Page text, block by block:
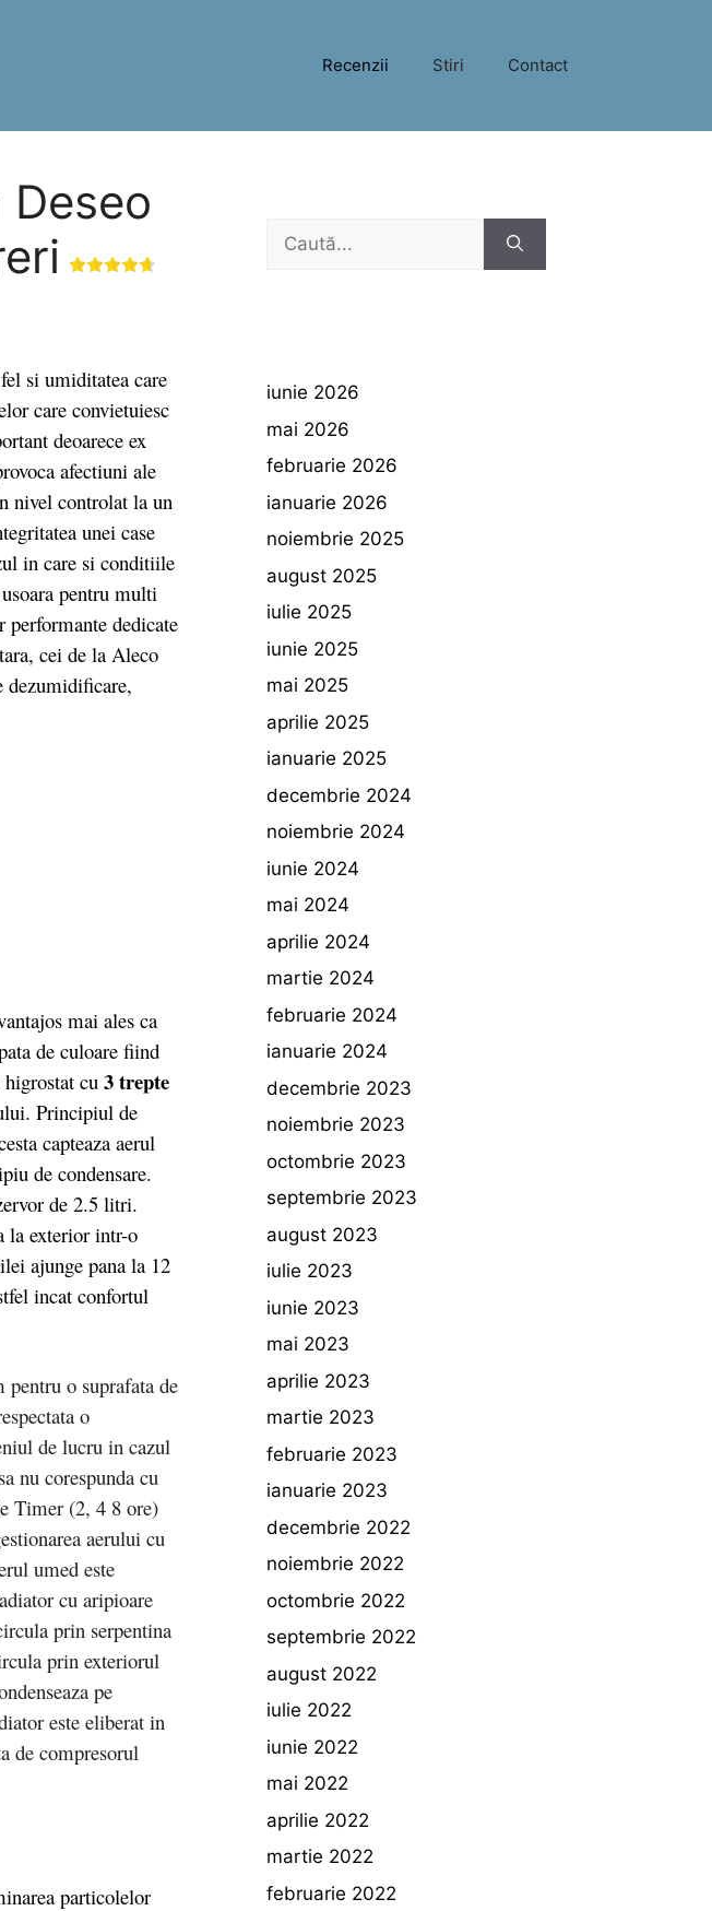
Recenzii Stiri Contact
si umiditatea care
care convietuiesc
deoarece ex
afectiuni ale
nivel controlat la un
unei case
in care si conditiile
pentru multi
performante dedicate
cei de la Aleco
dezumidificare,
mai ales ca
de culoare fiind
cu 3 trepte
Principiul de
capteaza aerul
de condensare.
de 2.5 litri.
la exterior intr-o
ajunge pana la 12
incat confortul
o suprafata de
o
de lucru in cazul
nu corespunda cu
Timer (2, 4 8 ore)
aerului cu
umed este
cu aripioare
prin serpentina
prin exteriorul
pe
este eliberat in
de compresorul
particolelor
Caută
iunie 2026
mai 2026
februarie 2026
ianuarie 2026
noiembrie 2025
august 2025
iulie 2025
iunie 2025
mai 2025
aprilie 2025
ianuarie 2025
decembrie 2024
noiembrie 2024
iunie 2024
mai 2024
aprilie 2024
martie 2024
februarie 2024
ianuarie 2024
decembrie 2023
noiembrie 2023
octombrie 2023
septembrie 2023
august 2023
iulie 2023
iunie 2023
mai 2023
aprilie 2023
martie 2023
februarie 2023
ianuarie 2023
decembrie 2022
noiembrie 2022
octombrie 2022
septembrie 2022
august 2022
iulie 2022
iunie 2022
mai 2022
aprilie 2022
martie 2022
februarie 2022